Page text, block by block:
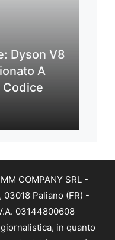
Dyson V8
A
Codice
COMPANY SRL -
Paliano (FR) -
03144800608
in quanto